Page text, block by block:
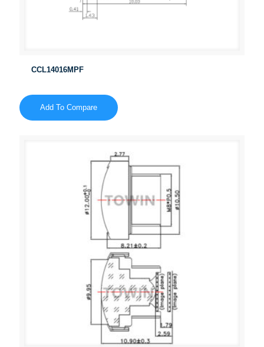
CCL14016MPF
Add To Compare